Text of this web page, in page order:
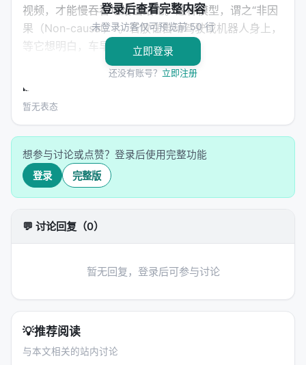
视频，才能慢吞吞地给出结论。这种模型，谓之“非因
果（Non-causal）”。若放在自动驾驶或机器人身上，
等它想明白，车早撞树上了。
因果视频建模（Causal Video
Modelling）
出判断，绝不依赖“尚未发生”的未来帧。由于 LRU 的
特性，它在推理时的计算量恒定为 $O(1)$。管你是十
秒的短片，还是两小时的电影，它看每一帧所花的力
气都一模一样。
我自闲庭信步。
理论说得再响，终究得看真金白银的账本。与同等级
别的巨无霸（如 ViViT-L）一比，TRecViT 的“缩骨术”
可谓惊世骇俗：
登录后查看完整内容
未登录访客仅可预览前 50 行
立即登录
还没有账号？ 立即注册
暂无表态
想参与讨论或点赞？登录后使用完整功能
登录 完整版
💬 讨论回复（0）
暂无回复，登录后可参与讨论
💡推荐阅读
与本文相关的站内讨论